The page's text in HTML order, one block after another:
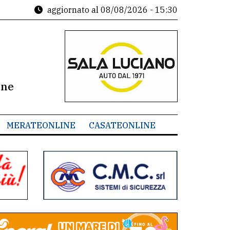
aggiornato al 08/08/2026 - 15:30
MERATEONLINE CASATEONLINE